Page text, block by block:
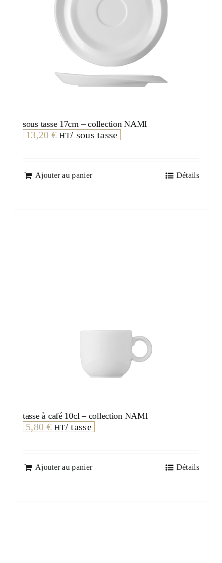
sous tasse 17cm – collection NAMI
13,20 € HT/ sous tasse
Ajouter au panier Détails
tasse à café 10cl – collection NAMI
5,80 € HT/ tasse
Ajouter au panier Détails